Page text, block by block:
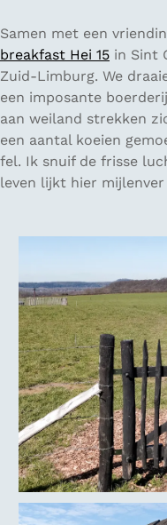
Samen met een
breakfast Hei 15 in Sint
Zuid-Limburg. We
een imposante
aan weiland strekken
een aantal koeien
fel. Ik snuif de frisse
leven lijkt hier